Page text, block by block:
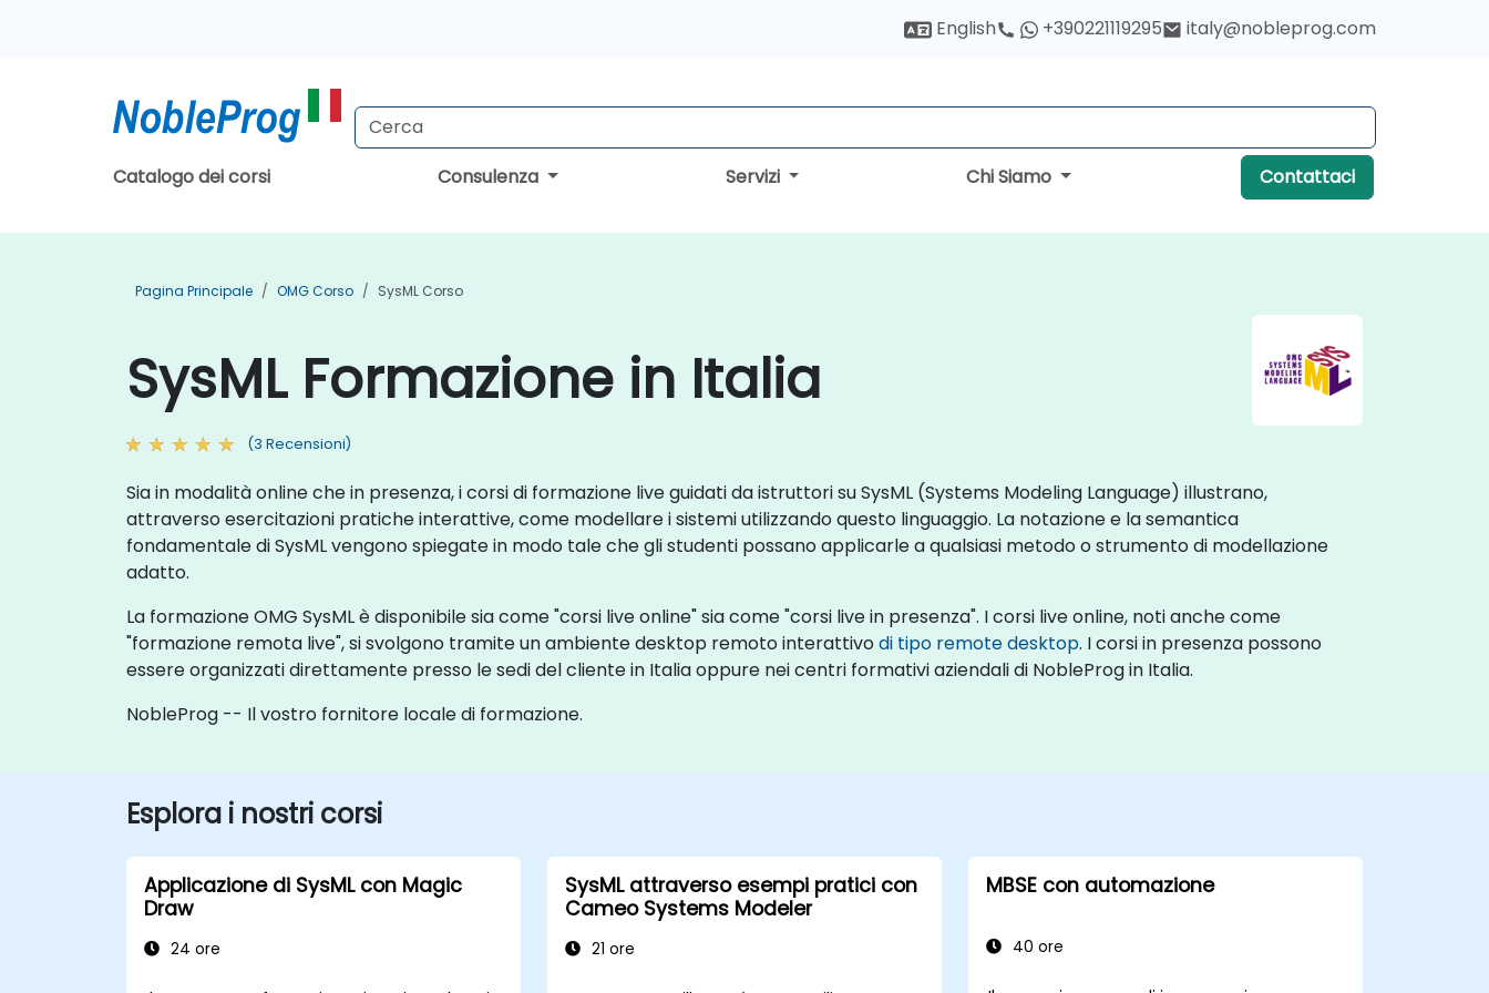
English +390221119295 italy@nobleprog.com
Catalogo dei corsi Consulenza Servizi Chi Siamo Contattaci
Pagina Principale OMG Corso SysML Corso
SysML Formazione in Italia
(3 Recensioni)
Sia in modalità online che in presenza, i corsi di formazione live guidati da istruttori su SysML (Systems Modeling Language) illustrano,
attraverso esercitazioni pratiche interattive, come modellare i sistemi utilizzando questo linguaggio. La notazione e la semantica
fondamentale di SysML vengono spiegate in modo tale che gli studenti possano applicarle a qualsiasi metodo o strumento di modellazione
adatto.
La formazione OMG SysML è disponibile sia come "corsi live online" sia come "corsi live in presenza". I corsi live online, noti anche come
"formazione remota live", si svolgono tramite un ambiente desktop remoto interattivodi tipo remote desktop. I corsi in presenza possono
essere organizzati direttamente presso le sedi del cliente in Italia oppure nei centri formativi aziendali di NobleProg in Italia.
NobleProg -- Il vostro fornitore locale di formazione.
Esplora i nostri corsi
Applicazione di SysML con Magic
Draw
24 ore
SysML attraverso esempi pratici con
Cameo Systems Modeler
21 ore
MBSE con automazione
40 ore